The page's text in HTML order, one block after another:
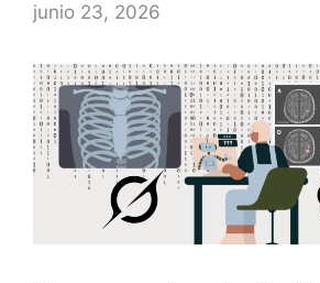
junio 23, 2026